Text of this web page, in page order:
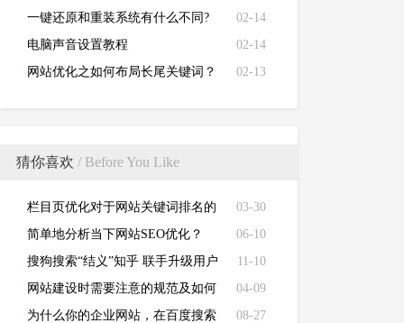
02-14
一键还原和重装系统有什么不同?
02-14
电脑声音设置教程
02-13
网站优化之如何布局长尾关键词？
猜你喜欢 / Before You Like
03-30
栏目页优化对于网站关键词排名的
重要性！
06-10
简单地分析当下网站SEO优化？
11-10
搜狗搜索“结义”知乎 联手升级用户
搜索体验
04-09
网站建设时需要注意的规范及如何
提高网站加载速度
08-27
为什么你的企业网站，在百度搜索